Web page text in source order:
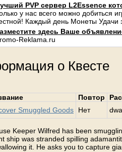
PVP сервер L2Essence
у нас всего можно добиться
Каждый день Монеты Удачи
здесь Ваше
Reklama.ru
о Квесте
Повтор
Smuggled Goods Нет
Keeper Wilfred has been
ship was stranded spilling
it. He asks you to capture